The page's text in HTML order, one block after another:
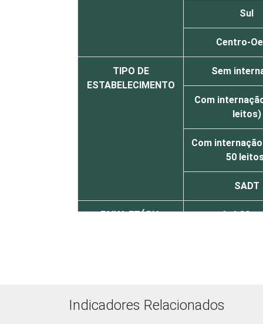
Sul
Centro-
TIPO DE
ESTABELECIMENTO
Sem
Com
leitos)
Com
50
SADT
FAIXA ETÁRIA Até 30
LOCALIZAÇÃO
Indicadores Relacionados